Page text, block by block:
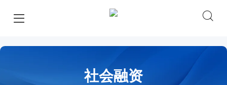
社会融资